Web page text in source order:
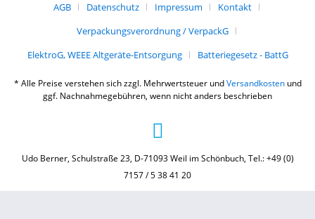
AGB Datenschutz Impressum
Kontakt
Verpackungsverordnung / VerpackG
ElektroG, WEEE Altgeräte-Entsorgung
Batteriegesetz - BattG
* Alle Preise verstehen sich zzgl. Mehrwertsteuer undVersandkostenund
ggf. Nachnahmegebühren, wenn nicht anders beschrieben
Udo Berner, Schulstraße 23, D-71093 Weil im Schönbuch, Tel.: +49 (0)
7157 / 5 38 41 20